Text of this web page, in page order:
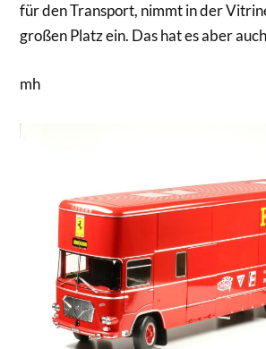
für den Transport, nimmt in der
großen Platz ein. Das hat es aber
mh